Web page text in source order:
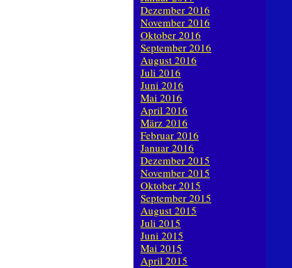
Dezember 2016
November 2016
Oktober 2016
September 2016
August 2016
Juli 2016
Juni 2016
Mai 2016
April 2016
März 2016
Februar 2016
Januar 2016
Dezember 2015
November 2015
Oktober 2015
September 2015
August 2015
Juli 2015
Juni 2015
Mai 2015
April 2015